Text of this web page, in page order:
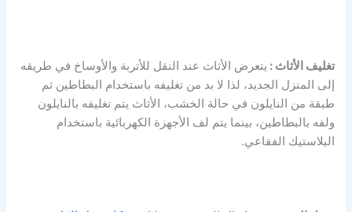
تغليف الأثاث : يتعرض الأثاث عند النقل للأتربة والأوساخ في طريقه
إلى المنزل الجديد، لذا لا بد من تغليفه باستخدام البطاطين ثم
طبقة من النايلون في حالة الخشب، الأثاث يتم تغليفه بالنايلون
ولفه بالبطاطين، بينما يتم لف الأجهزة الكهربائية باستخدام
البلاستيك الفقاعي.